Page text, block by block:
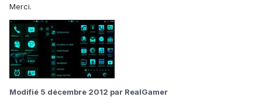
Merci.
Modifié 5 décembre 2012 par RealGamer